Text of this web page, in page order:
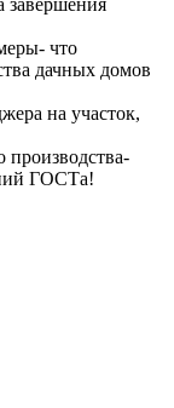
что
дачных домов
на участок,
производства-
ГОСТа!